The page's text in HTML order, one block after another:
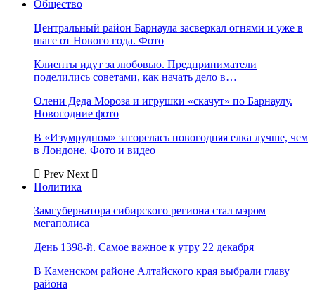
Общество
Центральный район Барнаула засверкал огнями и уже в
шаге от Нового года. Фото
Клиенты идут за любовью. Предприниматели
поделились советами, как начать дело в…
Олени Деда Мороза и игрушки «скачут» по Барнаулу.
Новогодние фото
В «Изумрудном» загорелась новогодняя елка лучше, чем
в Лондоне. Фото и видео
Prev Next
Политика
Замгубернатора сибирского региона стал мэром
мегаполиса
День 1398-й. Самое важное к утру 22 декабря
В Каменском районе Алтайского края выбрали главу
района